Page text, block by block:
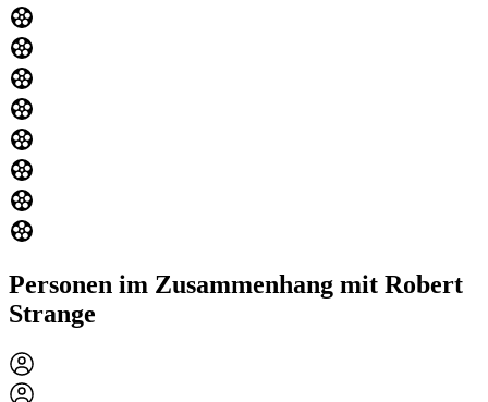
Personen im Zusammenhang mit Robert
Strange